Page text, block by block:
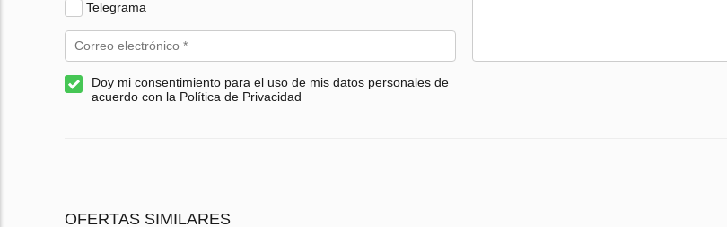
Telegrama
Doy mi consentimiento para el uso de mis datos personales de
acuerdo con la Política de Privacidad
OFERTAS SIMILARES